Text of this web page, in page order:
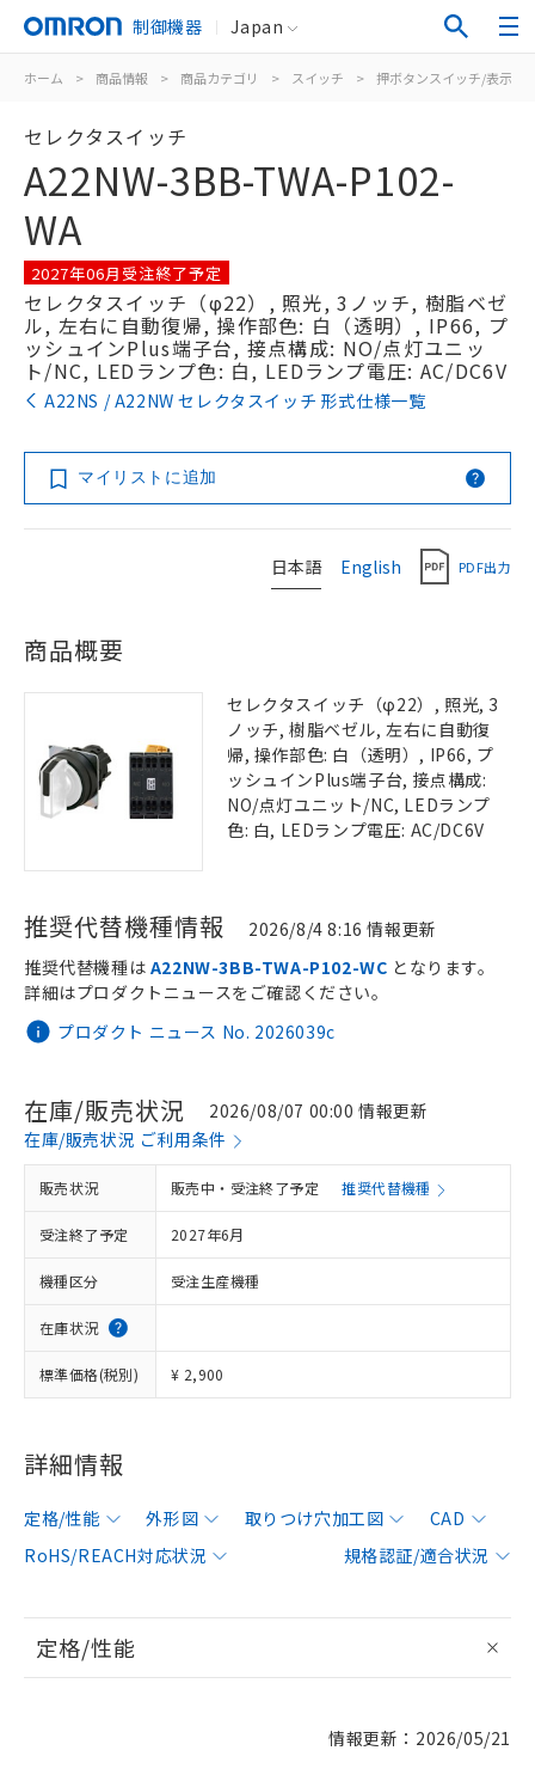
制御機器 Japan
ホーム > 商品情報 > 商品カテゴリ > スイッチ > 押ボタンスイッチ/表示灯
セレクタスイッチ
A22NW-3BB-TWA-P102-
WA
2027年06月受注終了予定
セレクタスイッチ（φ22）, 照光, 3ノッチ, 樹脂ベゼ
ル, 左右に自動復帰, 操作部色: 白（透明）, IP66, プ
ッシュインPlus端子台, 接点構成: NO/点灯ユニッ
ト/NC, LEDランプ色: 白, LEDランプ電圧: AC/DC6V
A22NS / A22NW セレクタスイッチ 形式仕様一覧
マイリストに追加
日本語 English PDF出力
商品概要
セレクタスイッチ（φ22）, 照光, 3
ノッチ, 樹脂ベゼル, 左右に自動復
帰, 操作部色: 白（透明）, IP66, プ
ッシュインPlus端子台, 接点構成:
NO/点灯ユニット/NC, LEDランプ
色: 白, LEDランプ電圧: AC/DC6V
推奨代替機種情報 2026/8/4 8:16 情報更新
プロダクト ニュース No. 2026039c
推奨代替機種は A22NW-3BB-TWA-P102-WC となります。
詳細はプロダクトニュースをご確認ください。
在庫/販売状況
2026/08/07 00:00 情報更新
在庫/販売状況 ご利用条件
販売状況 販売中・受注終了予定 推奨代替機種
受注終了予定 2027年6月
機種区分 受注生産機種
在庫状況
標準価格(税別) ¥ 2,900
詳細情報
定格/性能 外形図 取りつけ穴加工図
CAD
RoHS/REACH対応状況
規格認証/適合状況
定格/性能
情報更新：2026/05/21